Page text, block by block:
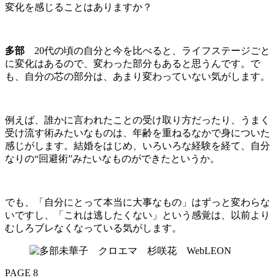
変化を感じることはありますか？
多部 20代の頃の自分と今を比べると、ライフステージごと
に変化はあるので、変わった部分もあると思うんです。で
も、自分の芯の部分は、あまり変わっていない気がします。
例えば、誰かに言われたことの受け取り方だったり、うまく
受け流す術みたいなものは、年齢を重ねるなかで身についた
感じがします。結婚をはじめ、いろいろな経験を経て、自分
なりの“回避術”みたいなものができたというか。
でも、「自分にとって本当に大事なもの」はずっと変わらな
いですし、「これは逃したくない」という感覚は、以前より
むしろブレなくなっている気がします。
PAGE 8